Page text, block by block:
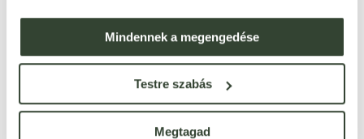
Mindennek a megengedése
Testre szabás
Megtagad
Ezt a terméket még senki nem értékelte. Legyél Te az
első!